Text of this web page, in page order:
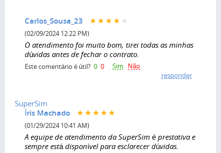
Carlos_Sousa_23
(02/09/2024 12:22 PM)
O atendimento foi muito bom, tirei todas as minhas
dúvidas antes de fechar o contrato.
Este comentário é útil? 0 0 Sim
Não
responder
SuperSim
Íris Machado
(01/29/2024 10:41 AM)
A equipe de atendimento da SuperSim é prestativa e
sempre está disponível para esclarecer dúvidas.